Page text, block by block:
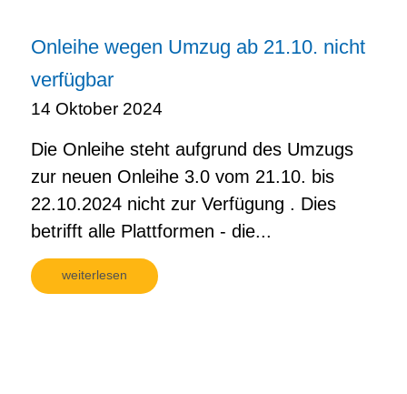
Onleihe wegen Umzug ab 21.10. nicht
verfügbar
14 Oktober 2024
Die Onleihe steht aufgrund des Umzugs
zur neuen Onleihe 3.0 vom 21.10. bis
22.10.2024 nicht zur Verfügung . Dies
betrifft alle Plattformen - die...
weiterlesen